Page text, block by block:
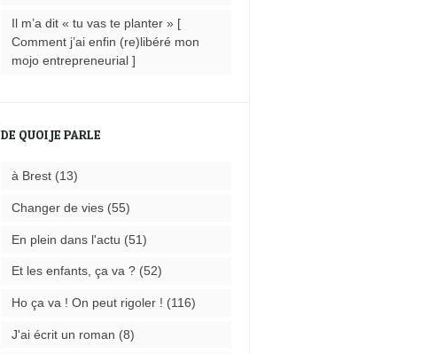
Il m’a dit « tu vas te planter » [
Comment j’ai enfin (re)libéré mon
mojo entrepreneurial ]
DE QUOI JE PARLE
à Brest(13)
Changer de vies(55)
En plein dans l'actu (51)
Et les enfants, ça va ?(52)
Ho ça va ! On peut rigoler ! (116)
J'ai écrit un roman (8)